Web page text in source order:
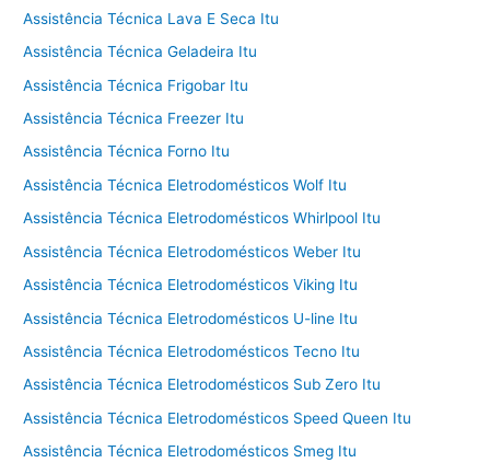
Assistência Técnica Lava E Seca Itu
Assistência Técnica Geladeira Itu
Assistência Técnica Frigobar Itu
Assistência Técnica Freezer Itu
Assistência Técnica Forno Itu
Assistência Técnica Eletrodomésticos Wolf Itu
Assistência Técnica Eletrodomésticos Whirlpool Itu
Assistência Técnica Eletrodomésticos Weber Itu
Assistência Técnica Eletrodomésticos Viking Itu
Assistência Técnica Eletrodomésticos U-line Itu
Assistência Técnica Eletrodomésticos Tecno Itu
Assistência Técnica Eletrodomésticos Sub Zero Itu
Assistência Técnica Eletrodomésticos Speed Queen Itu
Assistência Técnica Eletrodomésticos Smeg Itu